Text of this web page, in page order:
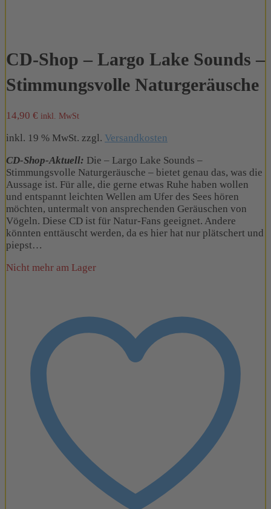
CD-Shop – Largo Lake Sounds –
Stimmungsvolle Naturgeräusche
14,90 € inkl. MwSt
inkl. 19 % MwSt. zzgl. Versandkosten
CD-Shop-Aktuell: Die – Largo Lake Sounds –
Stimmungsvolle Naturgeräusche – bietet genau das, was die
Aussage ist. Für alle, die gerne etwas Ruhe haben wollen
und entspannt leichten Wellen am Ufer des Sees hören
möchten, untermalt von ansprechenden Geräuschen von
Vögeln. Diese CD ist für Natur-Fans geeignet. Andere
könnten enttäuscht werden, da es hier hat nur plätschert und
piepst…
Nicht mehr am Lager